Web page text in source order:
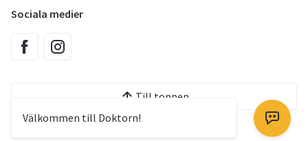
Välkommen till Doktorn!
Sociala medier
Till toppen